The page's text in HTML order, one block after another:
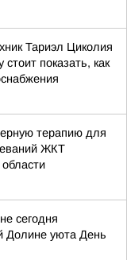
Тариэл Циколия
показать, как
терапию для
ЖКТ
сегодня
Долине уюта День